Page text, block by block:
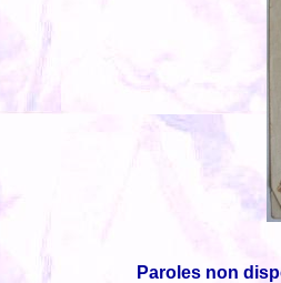
Paroles non